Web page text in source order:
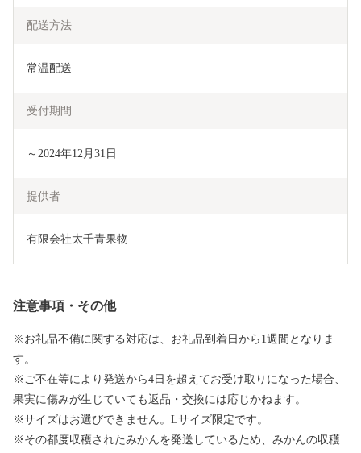
配送方法
常温配送
受付期間
～2024年12月31日
提供者
有限会社太千青果物
注意事項・その他
※お礼品不備に関する対応は、お礼品到着日から1週間となりま
す。
※ご不在等により発送から4日を超えてお受け取りになった場合、
果実に傷みが生じていても返品・交換には応じかねます。
※サイズはお選びできません。Lサイズ限定です。
※その都度収穫されたみかんを発送しているため、みかんの収穫